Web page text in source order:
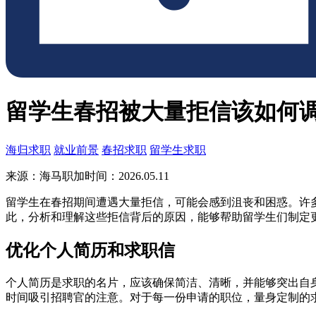
留学生春招被大量拒信该如何
海归求职 就业前景 春招求职 留学生求职
来源：海马职加时间：2026.05.11
留学生在春招期间遭遇大量拒信，可能会感到沮丧和困惑。
此，分析和理解这些拒信背后的原因，能够帮助留学生们制定
优化个人简历和求职信
个人简历是求职的名片，应该确保简洁、清晰，并能够突出
时间吸引招聘官的注意。对于每一份申请的职位，量身定制